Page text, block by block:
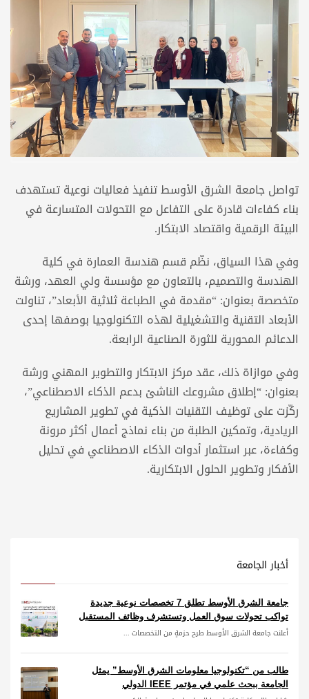
تواصل جامعة الشرق الأوسط تنفيذ فعاليات نوعية تستهدف
بناء كفاءات قادرة على التفاعل مع التحولات المتسارعة في
البيئة الرقمية واقتصاد الابتكار.
وفي هذا السياق، نظّم قسم هندسة العمارة في كلية
الهندسة والتصميم، بالتعاون مع مؤسسة ولي العهد، ورشة
متخصصة بعنوان: “مقدمة في الطباعة ثلاثية الأبعاد”، تناولت
الأبعاد التقنية والتشغيلية لهذه التكنولوجيا بوصفها إحدى
الدعائم المحورية للثورة الصناعية الرابعة.
وفي موازاة ذلك، عقد مركز الابتكار والتطوير المهني ورشة
بعنوان: “إطلاق مشروعك الناشئ بدعم الذكاء الاصطناعي”،
ركّزت على توظيف التقنيات الذكية في تطوير المشاريع
الريادية، وتمكين الطلبة من بناء نماذج أعمال أكثر مرونة
وكفاءة، عبر استثمار أدوات الذكاء الاصطناعي في تحليل
الأفكار وتطوير الحلول الابتكارية.
أخبار الجامعة
جامعة الشرق الأوسط تطلق 7 تخصصات نوعية جديدة
تواكب تحولات سوق العمل وتستشرف وظائف المستقبل
أعلنت جامعة الشرق الأوسط طرح حزمةٍ من التخصصات ...
طالب من “تكنولوجيا معلومات الشرق الأوسط” يمثل
الجامعة ببحث علمي في مؤتمر IEEE الدولي